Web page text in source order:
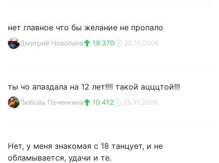
нет главное что бы желание не пропало
Дмитрий Новолаев 19 370 25.11.2006
ты чо апаздала на 12 лет!!!! такой ацццтой!!!
Любовь Печенкина 10 412 25.11.2006
Нет, у меня знакомая с 18 танцует, и не
обламывается, удачи и те.